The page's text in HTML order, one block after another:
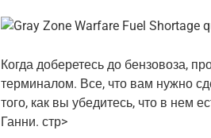
Когда доберетесь до бензовоза,
терминалом. Все, что вам нужно
того, как вы убедитесь, что в нем
Ганни. стр>